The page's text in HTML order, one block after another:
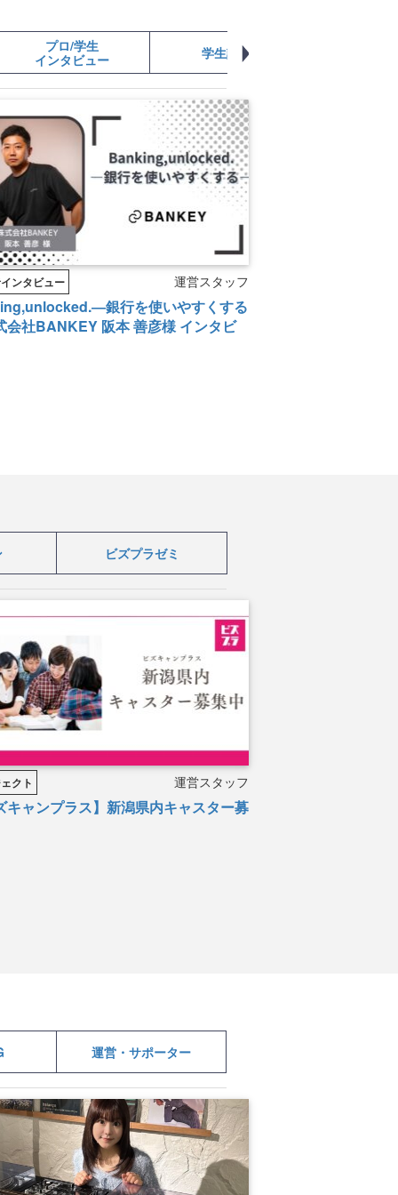
プロ/学生
インタビュー
学生記事
ンタビュー 運営スタッフ
銀行を使いやすくする
会社BANKEY 阪本 善彦様 インタビ
ビズプラゼミ
クト 運営スタッフ
キャンプラス】新潟県内キャスター募
運営・サポーター